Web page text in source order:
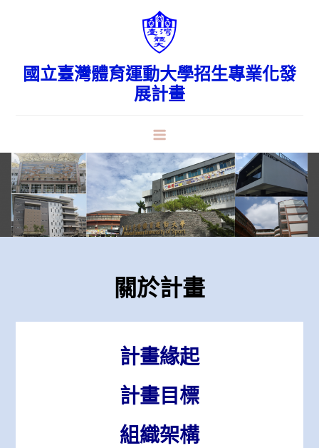
國立臺灣體育運動大學招生專業化發
展計畫
關於計畫
計畫緣起
計畫目標
組織架構